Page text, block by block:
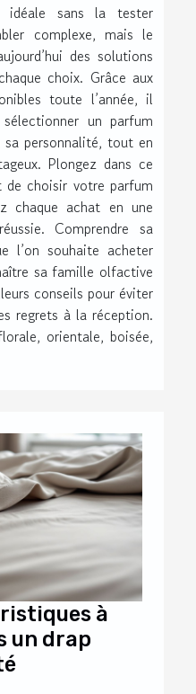
idéale sans la tester
complexe, mais le
des solutions
choix. Grâce aux
toute l’année, il
un parfum
personnalité, tout en
Plongez dans ce
de choisir votre parfum
chaque achat en une
Comprendre sa
l’on souhaite acheter
sa famille olfactive
conseils pour éviter
regrets à la réception.
orientale, boisée,
à
un drap